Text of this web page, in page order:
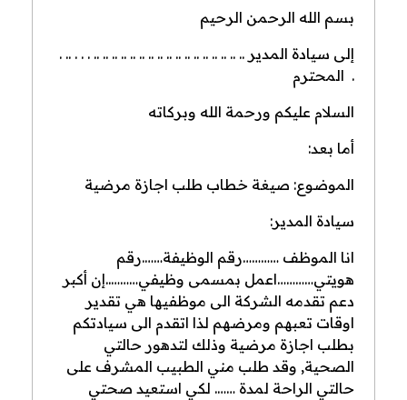
بسم الله الرحمن الرحيم
إلى سيادة المدير .. .. .. .. .. .. .. .. .. .. .. .. .. .. .. .. .. . . . .. .
. المحترم
السلام عليكم ورحمة الله وبركاته
أما بعد:
الموضوع: صيغة خطاب طلب اجازة مرضية
سيادة المدير:
انا الموظف …………رقم الوظيفة…….رقم
هويتي…………اعمل بمسمى وظيفي………..إن أكبر
دعم تقدمه الشركة الى موظفيها هي تقدير
اوقات تعبهم ومرضهم لذا اتقدم الى سيادتكم
بطلب اجازة مرضية وذلك لتدهور حالتي
الصحية, وقد طلب مني الطبيب المشرف على
حالتي الراحة لمدة ……. لكي استعيد صحتي